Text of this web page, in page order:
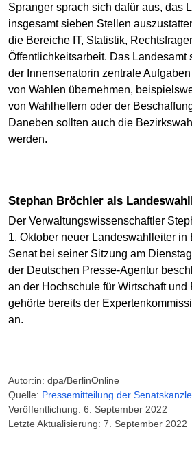
Spranger sprach sich dafür aus, das
insgesamt sieben Stellen
die Bereiche IT, Statistik,
Öffentlichkeitsarbeit. Das Landesamt
der Innensenatorin zentrale
von Wahlen übernehmen,
von Wahlhelfern oder der
Daneben sollten auch die
werden.
Stephan Bröchler als
Der Verwaltungswissenschaftler
1. Oktober neuer Landeswahlleiter in
Senat bei seiner Sitzung am
der Deutschen Presse-Agentur
an der Hochschule für Wirtschaft und
gehörte bereits der
an.
Autor:in: dpa/BerlinOnline
Quelle: Pressemitteilung der
Veröffentlichung: 6. September 2022
Letzte Aktualisierung: 7. September 2022